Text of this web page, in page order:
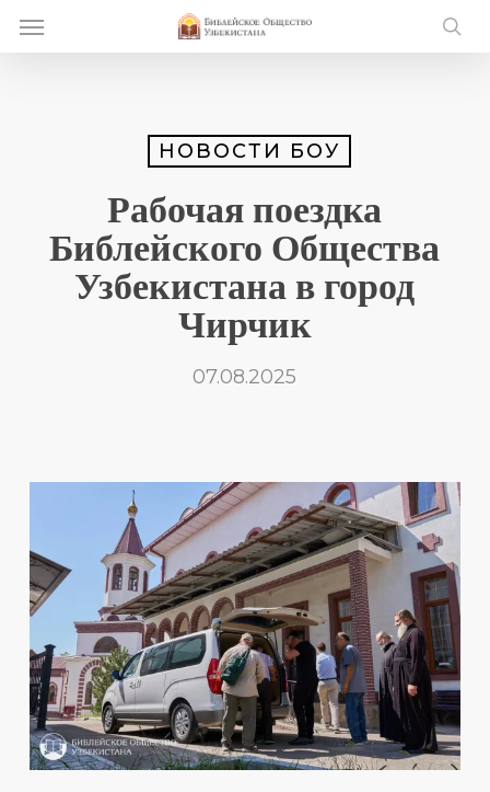
Menu
НОВОСТИ БОУ
Рабочая поездка
Библейского Общества
Узбекистана в город
Чирчик
07.08.2025